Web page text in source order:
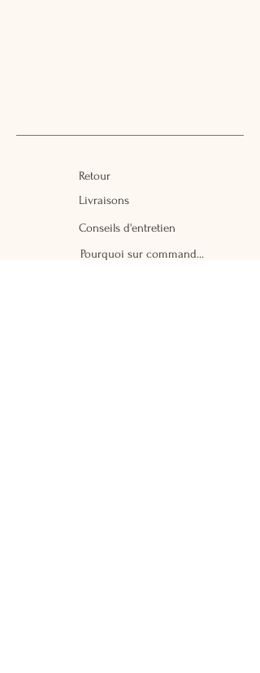
Retour
Livraisons
Conseils d'entretien
Pourquoi sur commande ?